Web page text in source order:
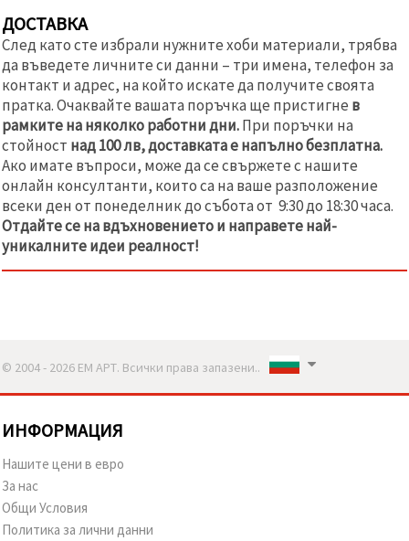
ДОСТАВКА
След като сте избрали нужните хоби материали, трябва
да въведете личните си данни – три имена, телефон за
контакт и адрес, на който искате да получите своята
пратка. Очаквайте вашата поръчка ще пристигне в
рамките на няколко работни дни.При поръчки на
стойност над 100 лв, доставката е напълно безплатна.
Ако имате въпроси, може да се свържете с нашите
онлайн консултанти, които са на ваше разположение
всеки ден от понеделник до събота от 9:30 до 18:30 часа.
Отдайтесе на вдъхновението и направете най-
уникалните идеи реалност!
© 2004 - 2026 ЕМ АРТ. Всички права запазени..
ИНФОРМАЦИЯ
Нашите цени в евро
За нас
Общи Условия
Политика за лични данни